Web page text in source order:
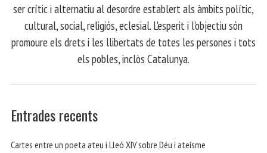
ser crític i alternatiu al desordre establert als àmbits polític,
cultural, social, religiós, eclesial. L'esperit i l'objectiu són
promoure els drets i les llibertats de totes les persones i tots
els pobles, inclòs Catalunya.
Entrades recents
Cartes entre un poeta ateu i Lleó XIV sobre Déu i ateísme